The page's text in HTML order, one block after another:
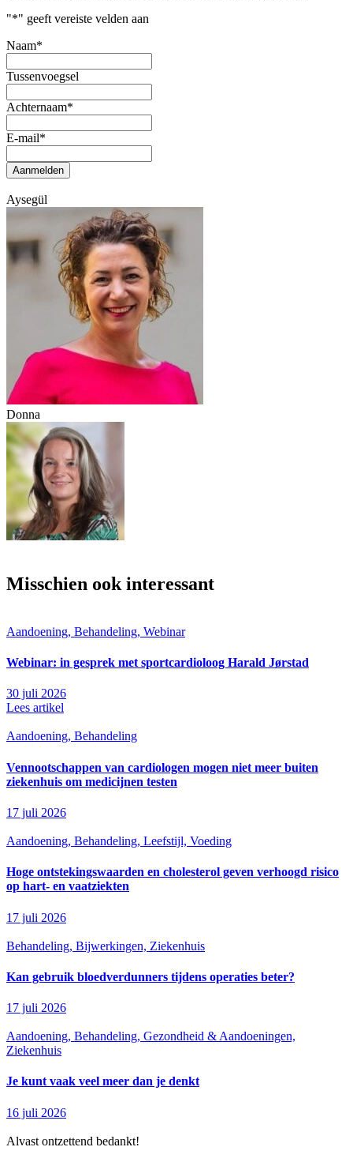
"*" geeft vereiste velden aan
Naam*
Tussenvoegsel
Achternaam*
E-mail*
Aanmelden
Aysegül
Donna
Misschien ook interessant
Aandoening, Behandeling, Webinar
Webinar: in gesprek met sportcardioloog Harald Jørstad
30 juli 2026
Lees artikel
Aandoening, Behandeling
Vennootschappen van cardiologen mogen niet meer buiten
ziekenhuis om medicijnen testen
17 juli 2026
Aandoening, Behandeling, Leefstijl, Voeding
Hoge ontstekingswaarden en cholesterol geven verhoogd risico
op hart- en vaatziekten
17 juli 2026
Behandeling, Bijwerkingen, Ziekenhuis
Kan gebruik bloedverdunners tijdens operaties beter?
17 juli 2026
Aandoening, Behandeling, Gezondheid & Aandoeningen,
Ziekenhuis
Je kunt vaak veel meer dan je denkt
16 juli 2026
Alvast ontzettend bedankt!